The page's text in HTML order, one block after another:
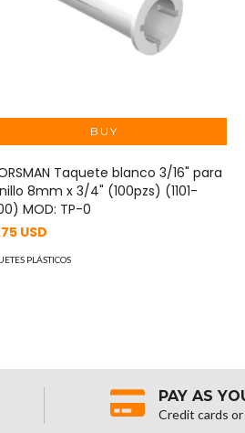
Taquete blanco 3/16" para
8mm x 3/4" (100pzs) (1101-
MOD: TP-0
USD
PLÁSTICOS
PAY AS
Credit cards or